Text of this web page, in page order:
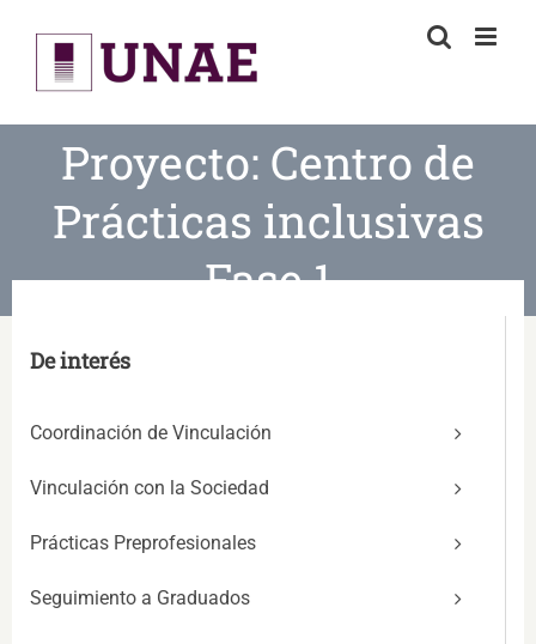
content
Proyecto: Centro de
Prácticas inclusivas
Fase 1
De interés
Coordinación de Vinculación
Vinculación con la Sociedad
Prácticas Preprofesionales
Seguimiento a Graduados